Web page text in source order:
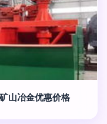
山冶金优惠价格